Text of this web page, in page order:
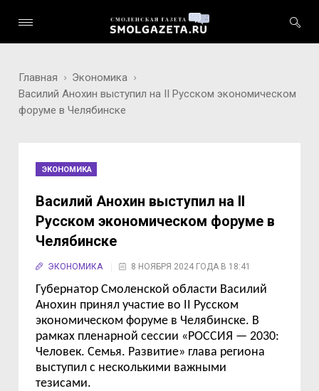
Главная
Экономика
Василий Анохин выступил на II Русском экономическом
форуме в Челябинске
ЭКОНОМИКА
Василий Анохин выступил на II
Русском экономическом форуме в
Челябинске
ЭКОНОМИКА 8 НОЯБРЯ 2024 ГОДА В 18:41
Губернатор Смоленской области Василий
Анохин принял участие во II Русском
экономическом форуме в Челябинске. В
рамках пленарной сессии «РОССИЯ — 2030:
Человек. Семья. Развитие» глава региона
выступил с несколькими важными
тезисами.